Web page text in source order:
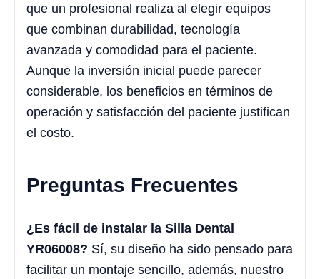
que un profesional realiza al elegir equipos
que combinan durabilidad, tecnología
avanzada y comodidad para el paciente.
Aunque la inversión inicial puede parecer
considerable, los beneficios en términos de
operación y satisfacción del paciente justifican
el costo.
Preguntas Frecuentes
¿Es fácil de instalar la Silla Dental
YR06008? Sí, su diseño ha sido pensado para
facilitar un montaje sencillo, además, nuestro